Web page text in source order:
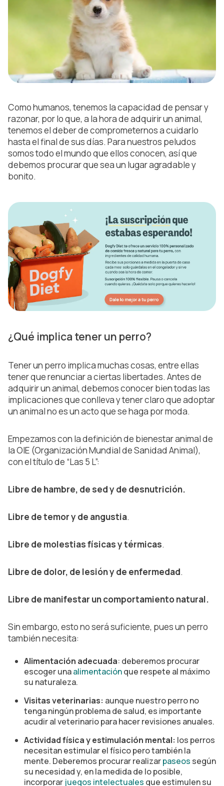
Como humanos, tenemos la capacidad de pensar y
razonar, por lo que, a la hora de adquirir un animal,
tenemos el deber de comprometernos a cuidarlo
hasta el final de sus días. Para nuestros peludos
somos todo el mundo que ellos conocen, así que
debemos procurar que sea un lugar agradable y
bonito.
¿Qué implica tener un perro?
Tener un perro implica muchas cosas, entre ellas
tener que renunciar a ciertas libertades. Antes de
adquirir un animal, debemos conocer bien todas las
implicaciones que conlleva y tener claro que adoptar
un animal no es un acto que se haga por moda.
Empezamos con la definición de bienestar animal de
la OIE (Organización Mundial de Sanidad Animal),
con el título de “Las 5 L”:
Libre de hambre, de sed y de desnutrición.
Libre de temor y de angustia.
Libre de molestias físicas y térmicas.
Libre de dolor, de lesión y de enfermedad.
Libre de manifestar un comportamiento natural.
Sin embargo, esto no será suficiente, pues un perro
también necesita:
Alimentación adecuada: deberemos procurar
escoger unaalimentaciónque respete al máximo
su naturaleza.
Visitas veterinarias: aunque nuestro perro no
tenga ningún problema de salud, es importante
acudir al veterinario para hacer revisiones anuales.
Actividad física y estimulación mental: los perros
necesitan estimular el físico pero también la
mente. Deberemos procurar realizarpaseos según
su necesidad y, en la medida de lo posible,
incorporar juegos intelectuales que estimulen su